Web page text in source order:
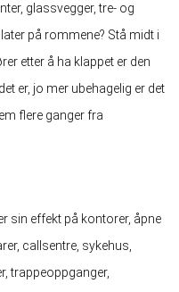
glassvegger, tre- og
på rommene? Stå midt i
etter å ha klappet er den
er, jo mer ubehagelig er det
flere ganger fra
sin effekt på kontorer, åpne
callsentre, sykehus,
trappeoppganger,